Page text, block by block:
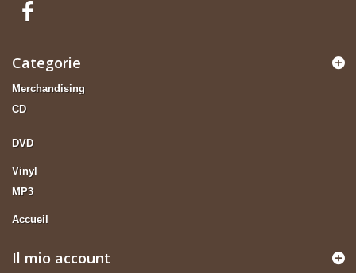
Categorie
Merchandising
CD
DVD
Vinyl
MP3
Accueil
Il mio account